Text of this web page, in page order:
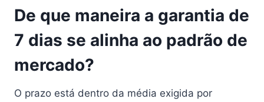
De que maneira a garantia de
7 dias se alinha ao padrão de
mercado?
O prazo está dentro da média exigida por